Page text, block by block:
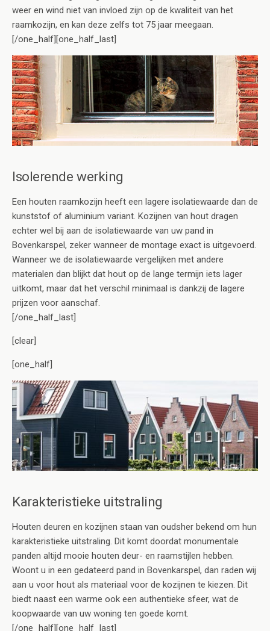
weer en wind niet van invloed zijn op de kwaliteit van het
raamkozijn, en kan deze zelfs tot 75 jaar meegaan.
[/one_half][one_half_last]
Isolerende werking
Een houten raamkozijn heeft een lagere isolatiewaarde dan de
kunststof of aluminium variant. Kozijnen van hout dragen
echter wel bij aan de isolatiewaarde van uw pand in
Bovenkarspel, zeker wanneer de montage exact is uitgevoerd.
Wanneer we de isolatiewaarde vergelijken met andere
materialen dan blijkt dat hout op de lange termijn iets lager
uitkomt, maar dat het verschil minimaal is dankzij de lagere
prijzen voor aanschaf.
[/one_half_last]
[clear]
[one_half]
Karakteristieke uitstraling
Houten deuren en kozijnen staan van oudsher bekend om hun
karakteristieke uitstraling. Dit komt doordat monumentale
panden altijd mooie houten deur- en raamstijlen hebben.
Woont u in een gedateerd pand in Bovenkarspel, dan raden wij
aan u voor hout als materiaal voor de kozijnen te kiezen. Dit
biedt naast een warme ook een authentieke sfeer, wat de
koopwaarde van uw woning ten goede komt.
[/one_half][one_half_last]